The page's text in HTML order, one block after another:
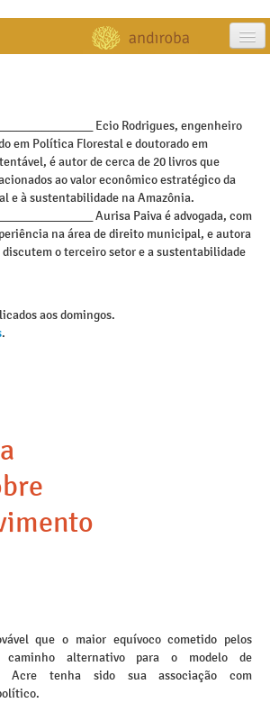
Ecio Rodrigues, engenheiro
em Política Florestal e doutorado em
é autor de cerca de 20 livros que
ao valor econômico estratégico da
e à sustentabilidade na Amazônia.
Aurisa Paiva é advogada, com
na área de direito municipal, e autora
o terceiro setor e a sustentabilidade
aos domingos.
.
que o maior equívoco cometido pelos
caminho alternativo para o modelo de
Acre tenha sido sua associação com